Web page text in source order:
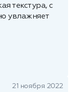
текстура, с
увлажняет
21 ноября 2022